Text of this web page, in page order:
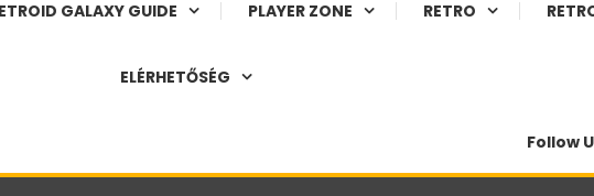
GALAXY GUIDE PLAYER ZONE RETRO
ELÉRHETŐSÉG
Follow